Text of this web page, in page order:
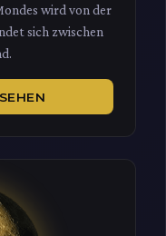
wird von der
sich zwischen